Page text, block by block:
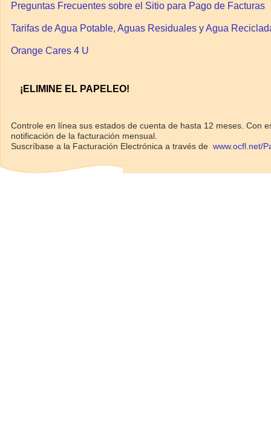
Preguntas Frecuentes sobre el Sitio para Pago de Facturas
Tarifas de Agua Potable, Aguas Residuales y Agua
Orange Cares 4 U
¡ELIMINE EL PAPELEO!
Controle en línea sus estados de cuenta de hasta 12 meses. Con
notificación de la facturación mensual.
Suscríbase a la Facturación Electrónica a través de www.ocfl.net/